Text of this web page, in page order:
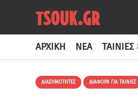
ΑΡΧΙΚΉ ΝΈΑ ΤΑΙΝΊΕΣ
ΔΙΑΣΗΜΌΤΗΤΕΣ ΔΙΆΦΟΡΑ ΓΙΑ ΤΑΙΝΊΕΣ